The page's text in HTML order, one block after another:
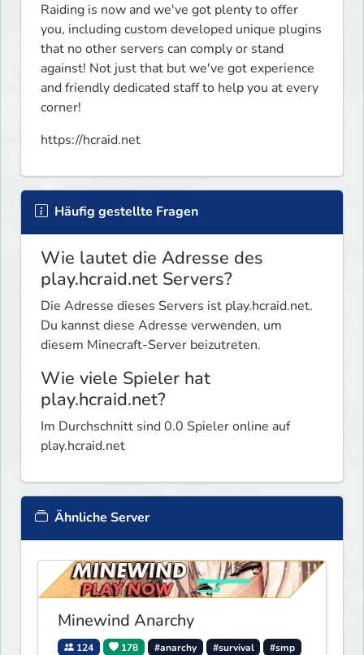
Raiding is now and we've got plenty to offer
you, including custom developed unique plugins
that no other servers can comply or stand
against! Not just that but we've got experience
and friendly dedicated staff to help you at every
corner!
https://hcraid.net
Häufig gestellte Fragen
Wie lautet die Adresse des
play.hcraid.net Servers?
Die Adresse dieses Servers ist play.hcraid.net.
Du kannst diese Adresse verwenden, um
diesem Minecraft-Server beizutreten.
Wie viele Spieler hat
play.hcraid.net?
Im Durchschnitt sind 0.0 Spieler online auf
play.hcraid.net
Ähnliche Server
Minewind Anarchy
124 178 #anarchy #survival
#smp